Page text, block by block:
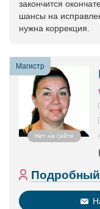
закончится
шансы на
нужна коррекция.
Магистр
Нет на сайте